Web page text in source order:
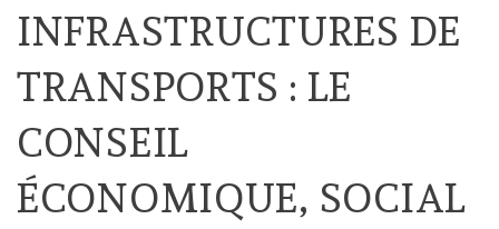
INFRASTRUCTURES DE
TRANSPORTS : LE
CONSEIL
ÉCONOMIQUE, SOCIAL